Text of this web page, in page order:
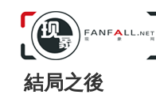
結局之後